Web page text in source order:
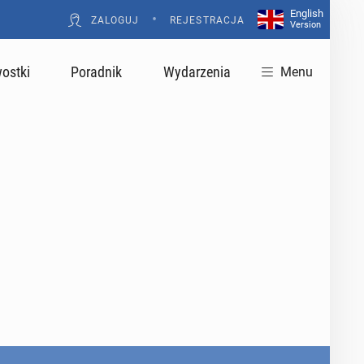
ZALOGUJ • REJESTRACJA
English
Version
Poradnik Wydarzenia Menu